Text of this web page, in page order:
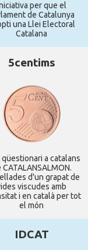
per que el
de Catalunya
una Llei Electoral
Catalana
5centims
a catalans
CATALANSALMON.
d'un grapat de
viscudes amb
i en català per tot
el món
IDCAT